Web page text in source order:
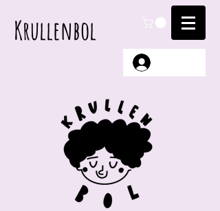
Krullenbol